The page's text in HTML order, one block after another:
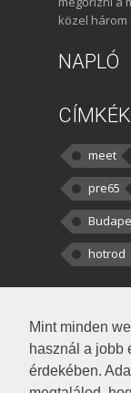
Mint minden
használ a jobb
érdekében.
közel
NAPLÓ
CÍMKÉK
meet
pre65
hotrod
darabbaal